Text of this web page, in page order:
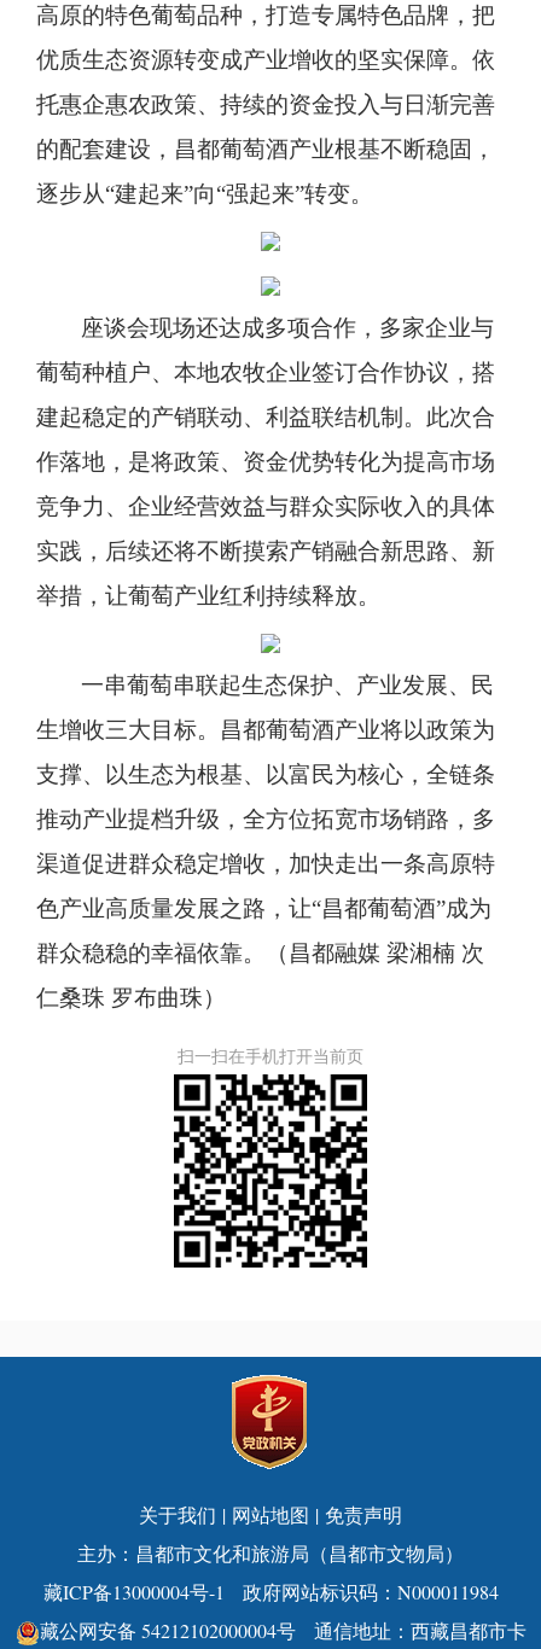
高原的特色葡萄品种，打造专属特色品牌，把
优质生态资源转变成产业增收的坚实保障。依
托惠企惠农政策、持续的资金投入与日渐完善
的配套建设，昌都葡萄酒产业根基不断稳固，
逐步从“建起来”向“强起来”转变。
座谈会现场还达成多项合作，多家企业与
葡萄种植户、本地农牧企业签订合作协议，搭
建起稳定的产销联动、利益联结机制。此次合
作落地，是将政策、资金优势转化为提高市场
竞争力、企业经营效益与群众实际收入的具体
实践，后续还将不断摸索产销融合新思路、新
举措，让葡萄产业红利持续释放。
一串葡萄串联起生态保护、产业发展、民
生增收三大目标。昌都葡萄酒产业将以政策为
支撑、以生态为根基、以富民为核心，全链条
推动产业提档升级，全方位拓宽市场销路，多
渠道促进群众稳定增收，加快走出一条高原特
色产业高质量发展之路，让“昌都葡萄酒”成为
群众稳稳的幸福依靠。（昌都融媒 梁湘楠 次
仁桑珠 罗布曲珠）
扫一扫在手机打开当前页
关于我们 | 网站地图 | 免责声明
主办：昌都市文化和旅游局（昌都市文物局）
藏ICP备13000004号-1
政府网站标识码：N000011984
藏公网安备 54212102000004号
通信地址：西藏昌都市卡